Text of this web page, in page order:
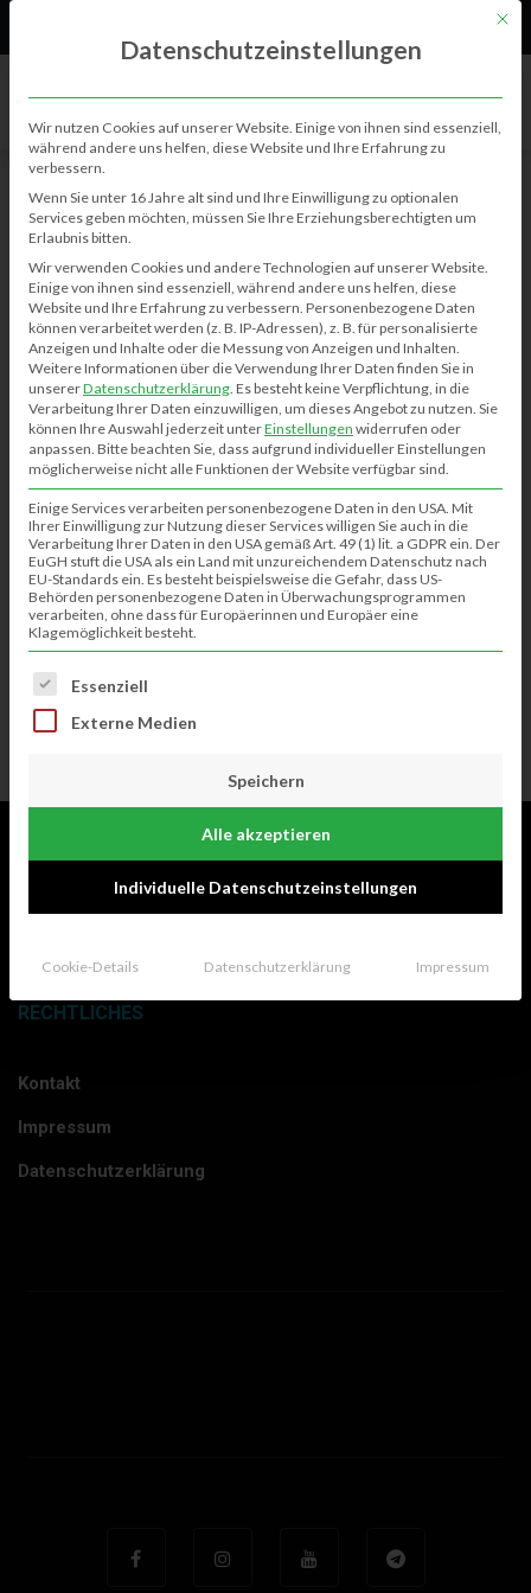
BERICHTE NEUIGKEITEN
Osterfeuer – Ostereier suchen in
Klausheide
Benedikt Wallmeyer 12.03.2024
Unser Dorf hat Zukunft
RECHTLICHES
Kontakt
Impressum
Datenschutzerklärung
Mit
Datenschutzeinstellungen
Wir nutzen Cookies auf unserer Website. Einige von ihnen sind essenziell,
während andere uns helfen, diese Website und Ihre Erfahrung zu
verbessern.
Wenn Sie unter 16 Jahre alt sind und Ihre Einwilligung zu optionalen
Services geben möchten, müssen Sie Ihre Erziehungsberechtigten um
Erlaubnis bitten.
Wir verwenden Cookies und andere Technologien auf unserer Website.
Einige von ihnen sind essenziell, während andere uns helfen, diese
Website und Ihre Erfahrung zu verbessern. Personenbezogene Daten
können verarbeitet werden (z. B. IP-Adressen), z. B. für personalisierte
Anzeigen und Inhalte oder die Messung von Anzeigen und Inhalten.
Weitere Informationen über die Verwendung Ihrer Daten finden Sie in
unsererDatenschutzerklärung. Es besteht keine Verpflichtung, in die
Verarbeitung Ihrer Daten einzuwilligen, um dieses Angebot zu nutzen. Sie
können Ihre Auswahl jederzeit unterEinstellungen widerrufen oder
anpassen. Bitte beachten Sie, dass aufgrund individueller Einstellungen
möglicherweise nicht alle Funktionen der Website verfügbar sind.
Einige Services verarbeiten personenbezogene Daten in den USA. Mit
Ihrer Einwilligung zur Nutzung dieser Services willigen Sie auch in die
Verarbeitung Ihrer Daten in den USA gemäß Art. 49 (1) lit. a GDPR ein. Der
EuGH stuft die USA als ein Land mit unzureichendem Datenschutz nach
EU-Standards ein. Es besteht beispielsweise die Gefahr, dass US-
Behörden personenbezogene Daten in Überwachungsprogrammen
verarbeiten, ohne dass für Europäerinnen und Europäer eine
Klagemöglichkeit besteht.
Es folgt eine Liste der Service-Gruppen, für die eine
Essenziell
Externe Medien
Speichern
Alle akzeptieren
Individuelle Datenschutzeinstellungen
Cookie-Details Datenschutzerklärung Impressum